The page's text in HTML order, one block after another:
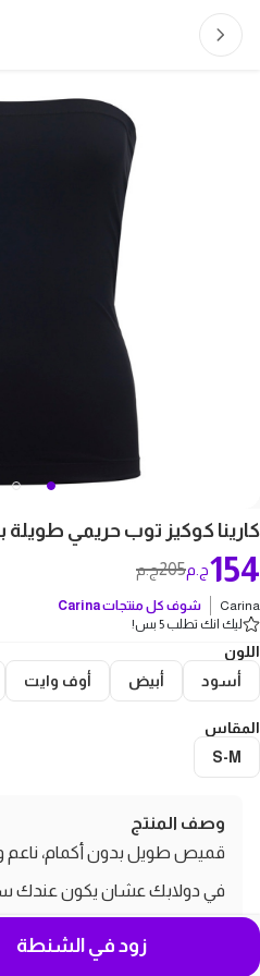
كارينا كوكيز توب حريمي طويلة
205ج.م 154ج.م
Carina شوف كل منتجاتCarina
ليك انك تطلب 5 بس!
اللون
أسود
أبيض أوف وايت
المقاس
S-M
وصف المنتج
قميص طويل بدون أكمام،
في دولابك عشان يكون عندك
من ميكروفايبر ناعم بقصة
الصح ولونه السادة يخليه
زود في الشنطة